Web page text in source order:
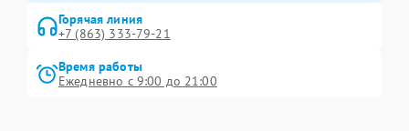
Горячая линия
+7 (863) 333-79-21
Время работы
Ежедневно с 9:00 до 21:00